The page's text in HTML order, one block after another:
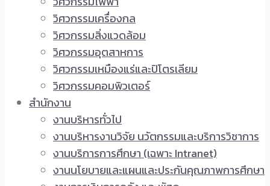
วิศวกรรมเครื่องกล
วิศวกรรมสิ่งแวดล้อม
วิศวกรรมอุตสาหการ
วิศวกรรมเหมืองแร่และปิโตรเลียม
วิศวกรรมคอมพิวเตอร์
สำนักงาน
งานบริหารทั่วไป
งานบริหารงานวิจัย นวัตกรรมและบริการวิชาการ
งานบริการการศึกษา (เฉพาะ Intranet)
งานนโยบายและแผนและประกันคุณภาพการศึกษา